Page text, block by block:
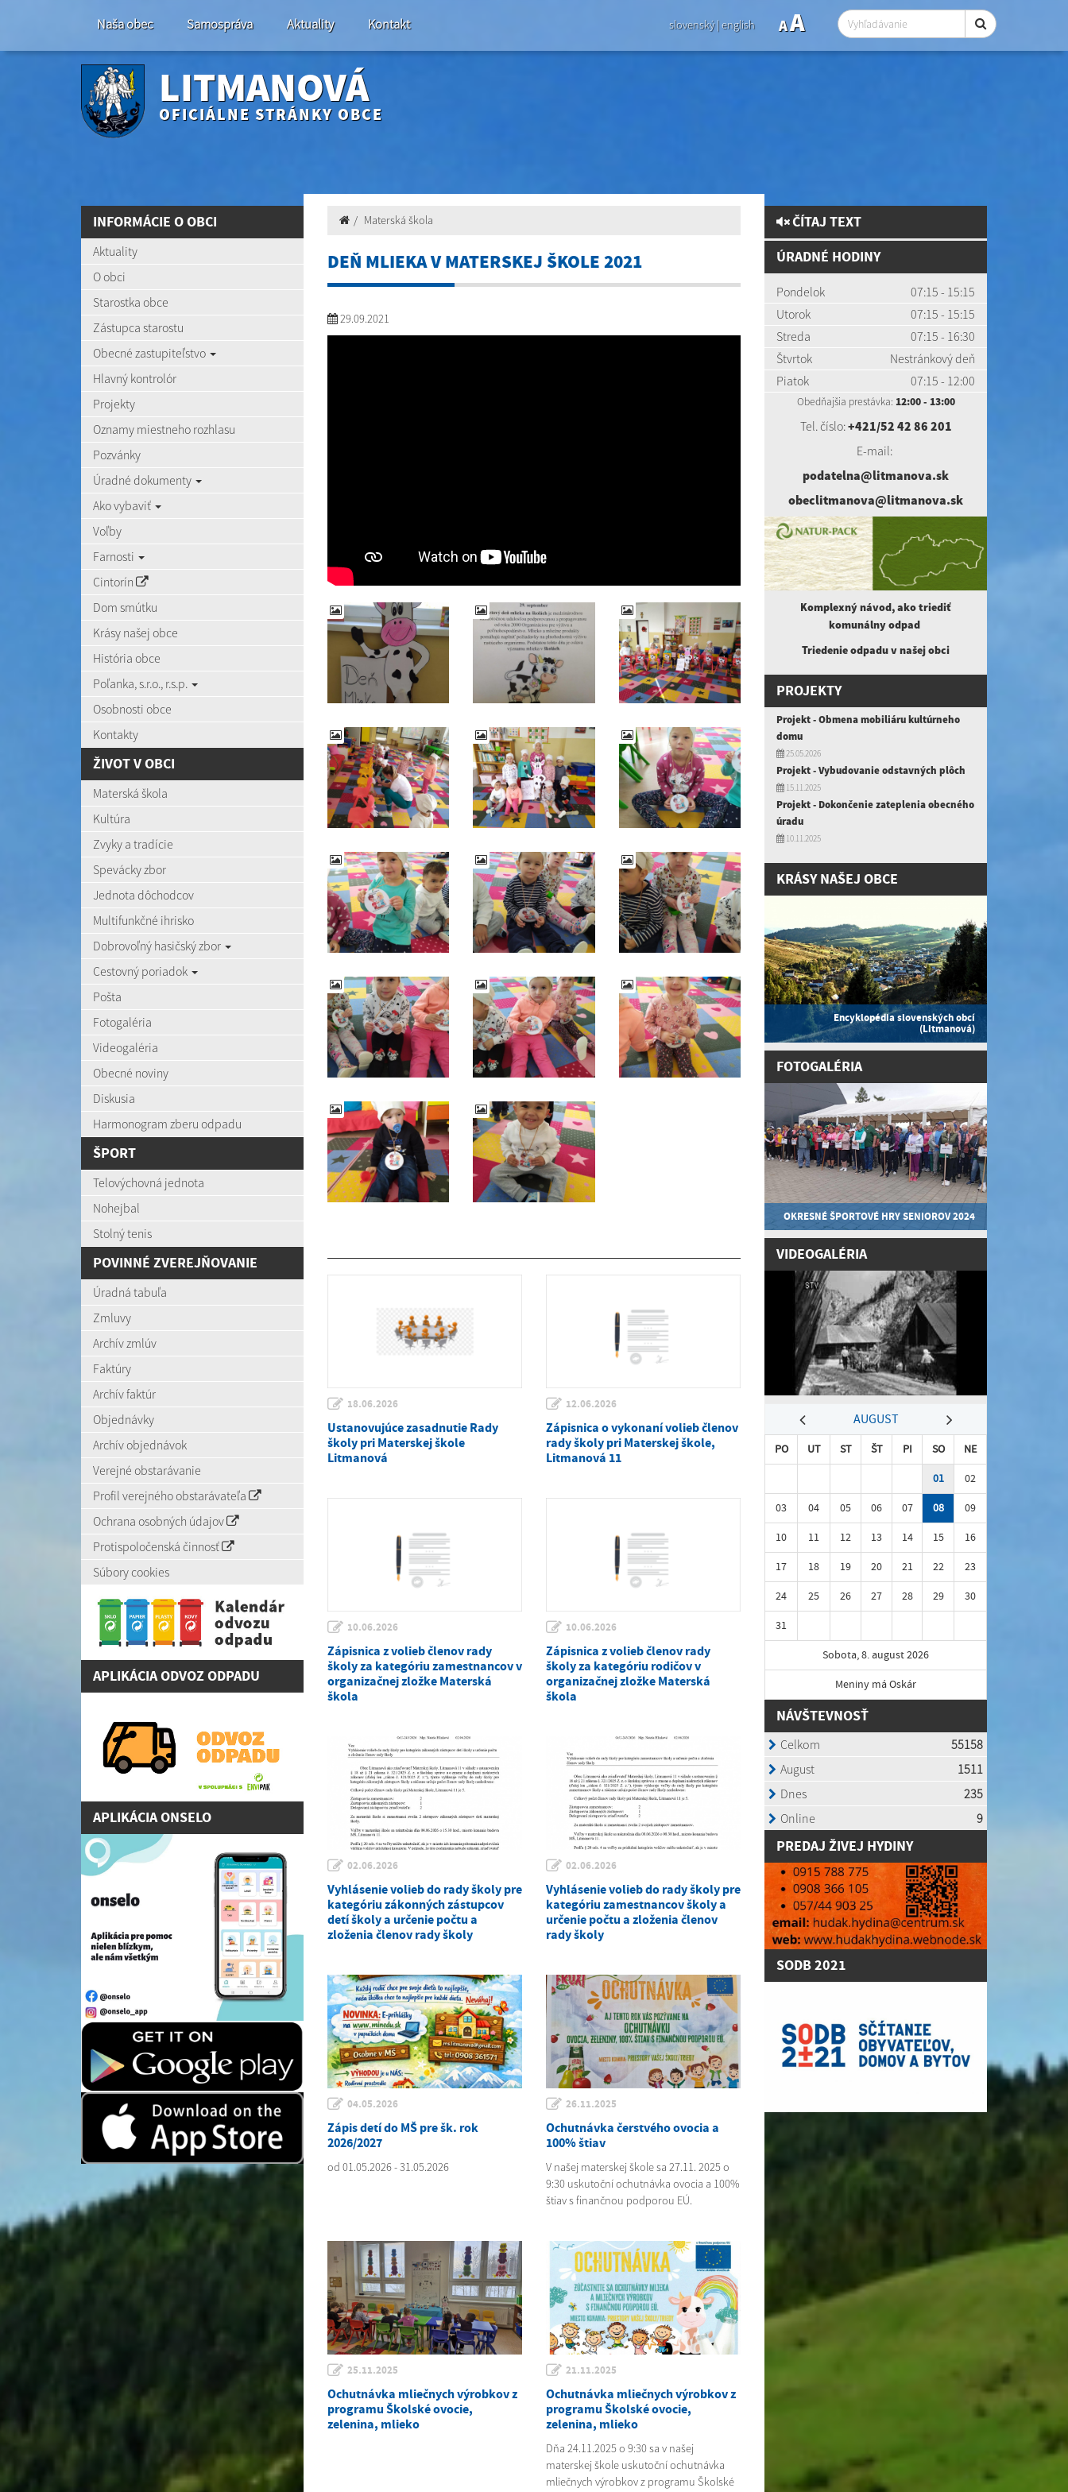
Naša obec Samospráva Aktuality Kontakt slovenský|english AA
LITMANOVÁ
OFICIÁLNE STRÁNKY OBCE
INFORMÁCIE O OBCI
Aktuality
O obci
Starostka obce
Zástupca starostu
Obecné zastupiteľstvo
Hlavný kontrolór
Projekty
Oznamy miestneho rozhlasu
Pozvánky
Úradné dokumenty
Ako vybaviť
Voľby
Farnosti
Cintorín
Dom smútku
Krásy našej obce
História obce
Poľanka, s.r.o., r.s.p.
Osobnosti obce
Kontakty
ŽIVOT V OBCI
Materská škola
Kultúra
Zvyky a tradície
Spevácky zbor
Jednota dôchodcov
Multifunkčné ihrisko
Dobrovoľný hasičský zbor
Cestovný poriadok
Pošta
Fotogaléria
Videogaléria
Obecné noviny
Diskusia
Harmonogram zberu odpadu
ŠPORT
Telovýchovná jednota
Nohejbal
Stolný tenis
POVINNÉ ZVEREJŇOVANIE
Úradná tabuľa
Zmluvy
Archív zmlúv
Faktúry
Archív faktúr
Objednávky
Archív objednávok
Verejné obstarávanie
Profil verejného obstarávateľa
Ochrana osobných údajov
Protispoločenská činnosť
Súbory cookies
APLIKÁCIA ODVOZ ODPADU
APLIKÁCIA ONSELO
Materská škola
DEŇ MLIEKA V MATERSKEJ ŠKOLE 2021
29.09.2021
18.06.2026
Ustanovujúce zasadnutie Rady
školy pri Materskej škole
Litmanová
12.06.2026
Zápisnica o vykonaní volieb členov
rady školy pri Materskej škole,
Litmanová 11
10.06.2026
Zápisnica z volieb členov rady
školy za kategóriu zamestnancov v
organizačnej zložke Materská
škola
10.06.2026
Zápisnica z volieb členov rady
školy za kategóriu rodičov v
organizačnej zložke Materská
škola
02.06.2026
Vyhlásenie volieb do rady školy pre
kategóriu zákonných zástupcov
detí školy a určenie počtu a
zloženia členov rady školy
02.06.2026
Vyhlásenie volieb do rady školy pre
kategóriu zamestnancov školy a
určenie počtu a zloženia členov
rady školy
04.05.2026
Zápis detí do MŠ pre šk. rok
2026/2027
od 01.05.2026 - 31.05.2026
26.11.2025
Ochutnávka čerstvého ovocia a
100% štiav
V našej materskej škole sa 27.11. 2025 o
9:30 uskutoční ochutnávka ovocia a 100%
štiav s finančnou podporou EÚ.
25.11.2025
Ochutnávka mliečnych výrobkov z
programu Školské ovocie,
zelenina, mlieko
21.11.2025
Ochutnávka mliečnych výrobkov z
programu Školské ovocie,
zelenina, mlieko
Dňa 24.11.2025 o 9:30 sa v našej
materskej škole uskutoční ochutnávka
mliečnych výrobkov z programu Školské
ČÍTAJ TEXT
ÚRADNÉ HODINY
Pondelok
07:15 - 15:15
Utorok
07:15 - 15:15
Streda
07:15 - 16:30
Štvrtok
Nestránkový deň
Piatok
07:15 - 12:00
Obedňajšia prestávka: 12:00 - 13:00
Tel. číslo:+421/52 42 86 201
E-mail:
podatelna@litmanova.sk
obeclitmanova@litmanova.sk
Komplexný návod, ako triediť
komunálnyodpad
Triedenie odpadu v našej obci
PROJEKTY
Projekt - Obmena mobiliáru kultúrneho
domu
25.05.2026
Projekt - Vybudovanie odstavných plôch
15.11.2025
Projekt - Dokončenie zateplenia obecného
úradu
10.11.2025
KRÁSY NAŠEJ OBCE
Encyklopédia slovenských obcí
(Litmanová)
FOTOGALÉRIA
OKRESNÉ ŠPORTOVÉ HRY SENIOROV 2024
VIDEOGALÉRIA
AUGUST
PO UT ST ŠT PI SO
NE
01
02
03
04 05 06 07 08
09
10
11 12 13 14 15
16
17
18 19 20 21 22
23
24
25 26 27 28 29
30
31
Sobota, 8. august 2026
Meniny má Oskár
NÁVŠTEVNOSŤ
PREDAJ ŽIVEJ HYDINY
SODB 2021